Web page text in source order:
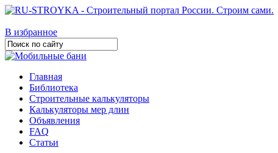
В избранное
Главная
Библиотека
Строительные калькуляторы
Калькуляторы мер длин
Объявления
FAQ
Статьи